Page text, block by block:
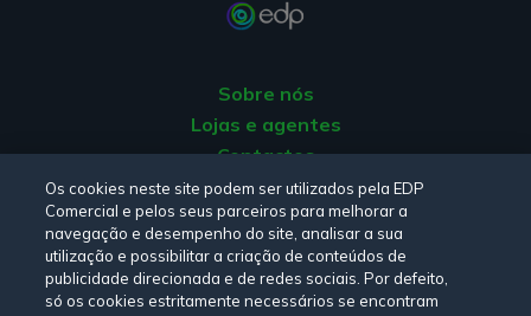
Sobre nós
Lojas e agentes
Contactos
Apoio ao Cliente
Origem da energia
Livro de Reclamações
Os cookies neste site podem ser utilizados pela EDP
Comercial e pelos seus parceiros para melhorar a
navegação e desempenho do site, analisar a sua
utilização e possibilitar a criação de conteúdos de
publicidade direcionada e de redes sociais. Por defeito,
só os cookies estritamente necessários se encontram